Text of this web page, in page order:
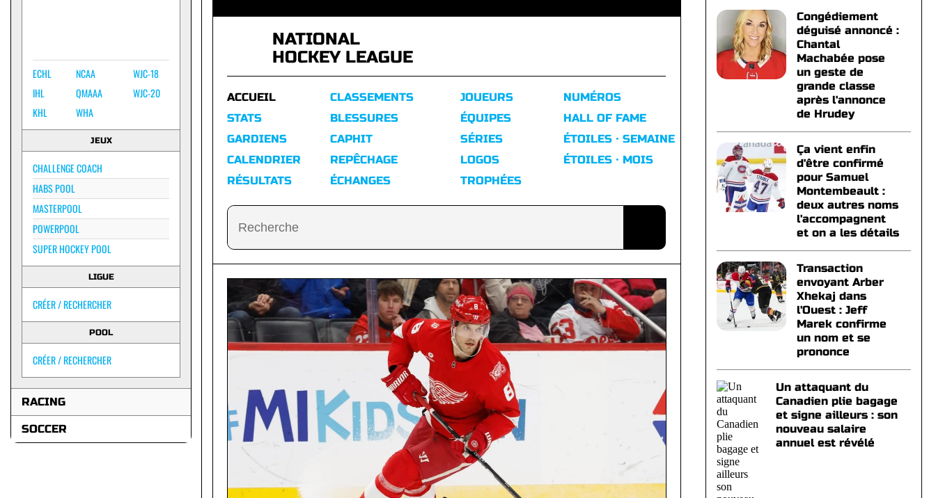
ECHL
IHL
KHL
NCAA
QMAAA
WHA
WJC-18
WJC-20
JEUX
CHALLENGE COACH
HABS POOL
MASTERPOOL
POWERPOOL
SUPER HOCKEY POOL
LIGUE
CRÉER / RECHERCHER
POOL
CRÉER / RECHERCHER
RACING
SOCCER
NATIONAL
HOCKEY LEAGUE
ACCUEIL
STATS
GARDIENS
CALENDRIER
RÉSULTATS
CLASSEMENTS
BLESSURES
CAPHIT
REPÊCHAGE
ÉCHANGES
JOUEURS
ÉQUIPES
SÉRIES
LOGOS
TROPHÉES
NUMÉROS
HALL OF FAME
ÉTOILES · SEMAINE
ÉTOILES · MOIS
Congédiement
déguisé annoncé :
Chantal
Machabée pose
un geste de
grande classe
après l'annonce
de Hrudey
Ça vient enfin
d'être confirmé
pour Samuel
Montembeault :
deux autres noms
l'accompagnent
et on a les détails
Transaction
envoyant Arber
Xhekaj dans
l'Ouest : Jeff
Marek confirme
un nom et se
prononce
Un attaquant du
Canadien plie bagage
et signe ailleurs : son
nouveau salaire
annuel est révélé